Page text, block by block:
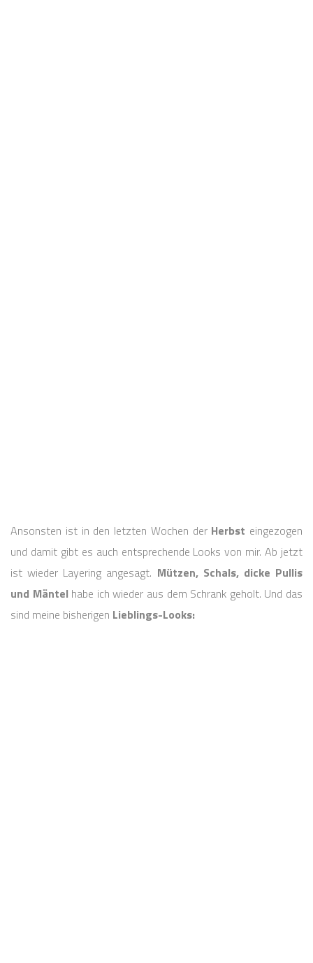
Ansonsten ist in den letzten Wochen der Herbst eingezogen
und damit gibt es auch entsprechende Looks von mir. Ab jetzt
ist wieder Layering angesagt. Mützen, Schals, dicke Pullis
und Mäntel habe ich wieder aus dem Schrank geholt. Und das
sind meine bisherigen Lieblings-Looks: